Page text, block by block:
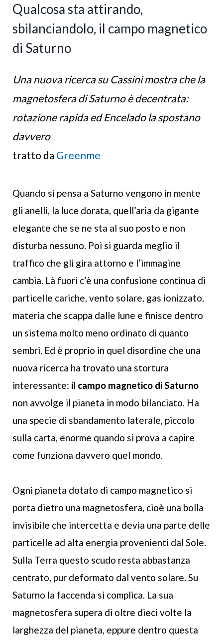
Qualcosa sta attirando,
sbilanciandolo, il campo magnetico
di Saturno
Una nuova ricerca su Cassini mostra che la
magnetosfera di Saturno è decentrata:
rotazione rapida ed Encelado la spostano
davvero
tratto da Greenme
Quando si pensa a Saturno vengono in mente
gli anelli, la luce dorata, quell’aria da gigante
elegante che se ne sta al suo posto e non
disturba nessuno. Poi si guarda meglio il
traffico che gli gira attorno e l’immagine
cambia. Là fuori c’è una confusione continua di
particelle cariche, vento solare, gas ionizzato,
materia che scappa dalle lune e finisce dentro
un sistema molto meno ordinato di quanto
sembri. Ed è proprio in quel disordine che una
nuova ricerca ha trovato una stortura
interessante: il campo magnetico di Saturno
non avvolge il pianeta in modo bilanciato. Ha
una specie di sbandamento laterale, piccolo
sulla carta, enorme quando si prova a capire
come funziona davvero quel mondo.
Ogni pianeta dotato di campo magnetico si
porta dietro una magnetosfera, cioè una bolla
invisibile che intercetta e devia una parte delle
particelle ad alta energia provenienti dal Sole.
Sulla Terra questo scudo resta abbastanza
centrato, pur deformato dal vento solare. Su
Saturno la faccenda si complica. La sua
magnetosfera supera di oltre dieci volte la
larghezza del pianeta, eppure dentro questa